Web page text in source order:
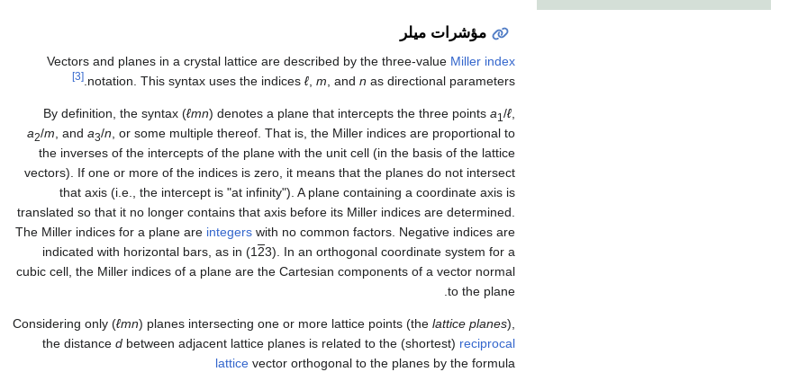
مؤشرات ميلر
Vectors and planes in a crystal lattice are described by the three-value Miller index
notation. This syntax uses the indices ℓ, m, and n as directional parameters.
[3]
By definition, the syntax (ℓmn) denotes a plane that intercepts the three points a1 /ℓ,
a2/m, and a3/n, or some multiple thereof. That is, the Miller indices are proportional to
the inverses of the intercepts of the plane with the unit cell (in the basis of the lattice
vectors). If one or more of the indices is zero, it means that the planes do not intersect
that axis (i.e., the intercept is "at infinity"). A plane containing a coordinate axis is
translated so that it no longer contains that axis before its Miller indices are determined.
The Miller indices for a plane are integers with no common factors. Negative indices are
indicated with horizontal bars, as in (123). In an orthogonal coordinate system for a
cubic cell, the Miller indices of a plane are the Cartesian components of a vector normal
to the plane.
Considering only (ℓmn) planes intersecting one or more lattice points (the lattice planes),
the distance d between adjacent lattice planes is related to the (shortest) reciprocal
lattice vector orthogonal to the planes by the formula